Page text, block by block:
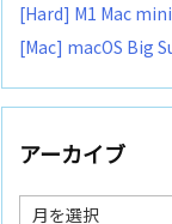
[Hard] M1 Mac
[Mac] macOS Big
アーカイブ
ア